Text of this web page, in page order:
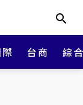
台商 綜